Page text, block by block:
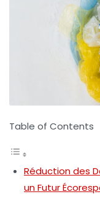
Table of Contents
Réduction des
un Futur